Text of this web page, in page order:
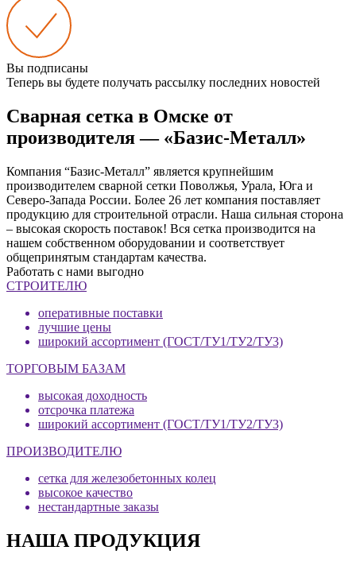
Вы подписаны
Теперь вы будете получать рассылку последних новостей
Сварная сетка в Омске от
производителя — «Базис-Металл»
Компания “Базис-Металл” является крупнейшим
производителем сварной сетки Поволжья, Урала, Юга и
Северо-Запада России. Более 26 лет компания поставляет
продукцию для строительной отрасли. Наша сильная сторона
– высокая скорость поставок! Вся сетка производится на
нашем собственном оборудовании и соответствует
общепринятым стандартам качества.
Работать с нами выгодно
СТРОИТЕЛЮ
оперативные поставки
лучшие цены
широкий ассортимент (ГОСТ/ТУ1/ТУ2/ТУ3)
ТОРГОВЫМ БАЗАМ
высокая доходность
отсрочка платежа
широкий ассортимент (ГОСТ/ТУ1/ТУ2/ТУ3)
ПРОИЗВОДИТЕЛЮ
сетка для железобетонных колец
высокое качество
нестандартные заказы
НАША ПРОДУКЦИЯ